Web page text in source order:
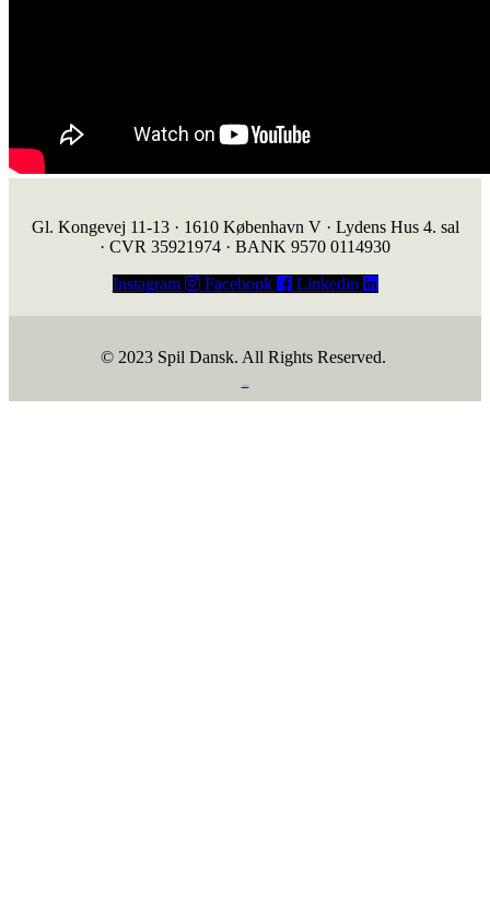
Gl. Kongevej 11-13 · 1610 København V · Lydens Hus 4. sal
· CVR 35921974 · BANK 9570 0114930
Instagram
Facebook Linkedin
© 2023 Spil Dansk. All Rights Reserved.